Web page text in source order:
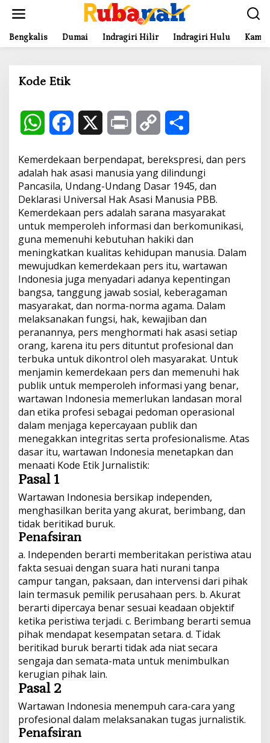
t
Bengkalis Dumai Indragiri Hilir Indragiri Hulu
Kode Etik
U
R
I
0
2
4
O
E
H
E
X
S
W
a
t
s
A
p
p
c
e
b
o
o
k
i
n
t
p
y
L
i
n
k
a
r
e
Kemerdekaan berpendapat, berekspresi, dan pers
adalah hak asasi manusia yang dilindungi
Pancasila, Undang-Undang Dasar 1945, dan
Deklarasi Universal Hak Asasi Manusia PBB.
Kemerdekaan pers adalah sarana masyarakat
untuk memperoleh informasi dan berkomunikasi,
guna memenuhi kebutuhan hakiki dan
meningkatkan kualitas kehidupan manusia. Dalam
mewujudkan kemerdekaan pers itu, wartawan
Indonesia juga menyadari adanya kepentingan
bangsa, tanggung jawab sosial, keberagaman
masyarakat, dan norma-norma agama. Dalam
melaksanakan fungsi, hak, kewajiban dan
peranannya, pers menghormati hak asasi setiap
orang, karena itu pers dituntut profesional dan
terbuka untuk dikontrol oleh masyarakat. Untuk
menjamin kemerdekaan pers dan memenuhi hak
publik untuk memperoleh informasi yang benar,
wartawan Indonesia memerlukan landasan moral
dan etika profesi sebagai pedoman operasional
dalam menjaga kepercayaan publik dan
menegakkan integritas serta profesionalisme. Atas
dasar itu, wartawan Indonesia menetapkan dan
menaati Kode Etik Jurnalistik:
Pasal 1
Wartawan Indonesia bersikap independen,
menghasilkan berita yang akurat, berimbang, dan
tidak beritikad buruk.
Penafsiran
a. Independen berarti memberitakan peristiwa atau
fakta sesuai dengan suara hati nurani tanpa
campur tangan, paksaan, dan intervensi dari pihak
lain termasuk pemilik perusahaan pers. b. Akurat
berarti dipercaya benar sesuai keadaan objektif
ketika peristiwa terjadi. c. Berimbang berarti semua
pihak mendapat kesempatan setara. d. Tidak
beritikad buruk berarti tidak ada niat secara
sengaja dan semata-mata untuk menimbulkan
kerugian pihak lain.
Pasal 2
Wartawan Indonesia menempuh cara-cara yang
profesional dalam melaksanakan tugas jurnalistik.
Penafsiran